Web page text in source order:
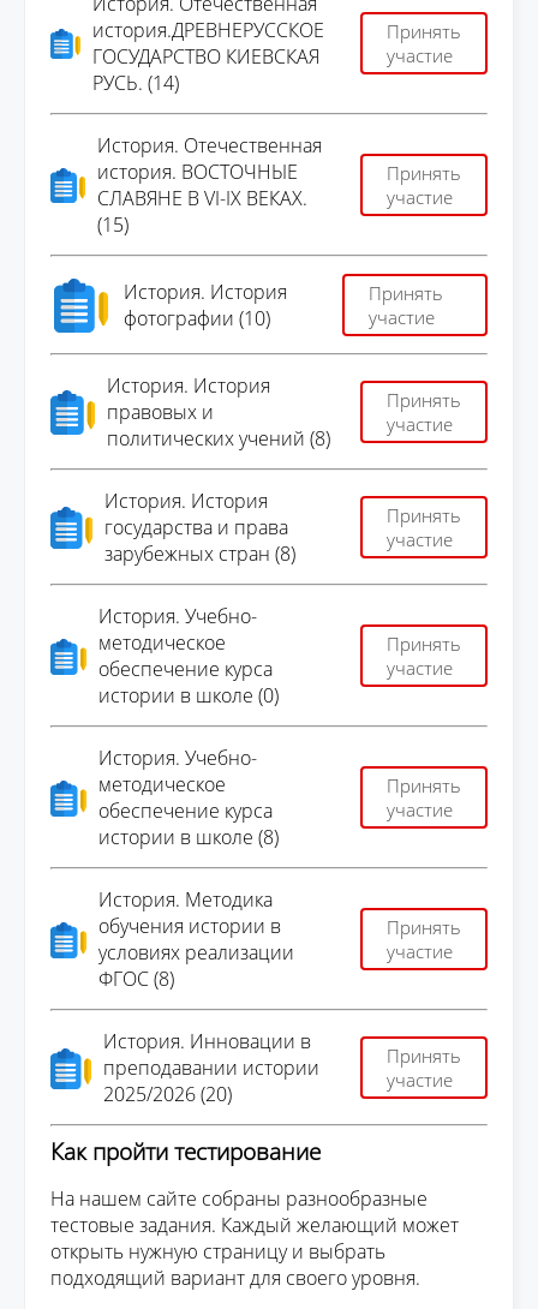
история.ДРЕВНЕРУССКОЕ
ГОСУДАРСТВО КИЕВСКАЯ
РУСЬ. (14)
Принять
участие
История. Отечественная
история. ВОСТОЧНЫЕ
СЛАВЯНЕ В VI-IX ВЕКАХ.
(15)
Принять
участие
История. История
фотографии (10)
Принять
участие
История. История
правовых и
политических учений (8)
Принять
участие
История. История
государства и права
зарубежных стран (8)
Принять
участие
История. Учебно-
методическое
обеспечение курса
истории в школе (0)
Принять
участие
История. Учебно-
методическое
обеспечение курса
истории в школе (8)
Принять
участие
История. Методика
обучения истории в
условиях реализации
ФГОС (8)
Принять
участие
История. Инновации в
преподавании истории
2025/2026 (20)
Принять
участие
Как пройти тестирование
На нашем сайте собраны разнообразные
тестовые задания. Каждый желающий может
открыть нужную страницу и выбрать
подходящий вариант для своего уровня.